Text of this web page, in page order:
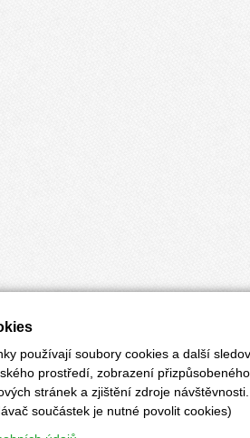
používají soubory cookies a další
prostředí, zobrazení
stránek a zjištění zdroje návštěvnosti.
součástek je nutné povolit cookies)